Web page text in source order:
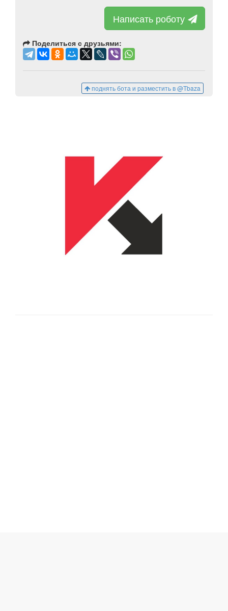
Написать роботу
Поделиться с друзьями:
поднять бота и разместить в @Tbaza